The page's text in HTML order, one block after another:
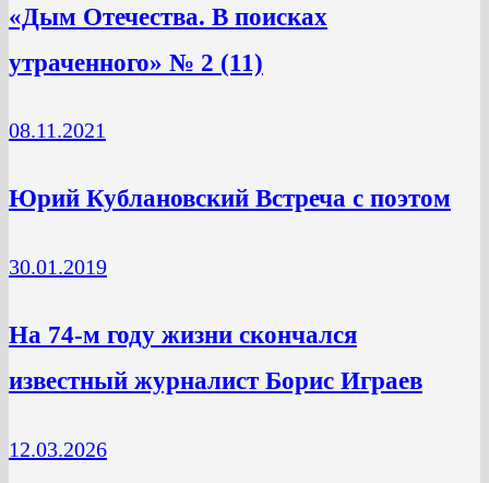
«Дым Отечества. В поисках
утраченного» № 2 (11)
08.11.2021
Юрий Кублановский Встреча с поэтом
30.01.2019
На 74-м году жизни скончался
известный журналист Борис Играев
12.03.2026